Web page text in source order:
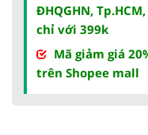
ĐHQGHN,
chỉ với 399k
Mã giảm giá
trên Shopee mall